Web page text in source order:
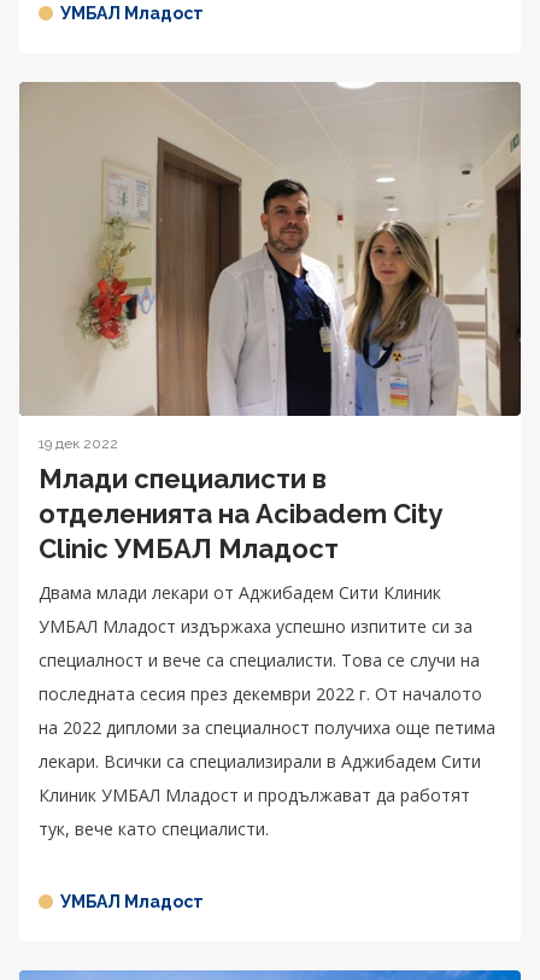
УМБАЛ Младост
19 дек 2022
Млади специалисти в
отделенията на Acibadem City
Clinic УМБАЛ Младост
Двама млади лекари от Аджибадем Сити Клиник
УМБАЛ Младост издържаха успешно изпитите си за
специалност и вече са специалисти. Това се случи на
последната сесия през декември 2022 г. От началото
на 2022 дипломи за специалност получиха още петима
лекари. Всички са специализирали в Аджибадем Сити
Клиник УМБАЛ Младост и продължават да работят
тук, вече като специалисти.
УМБАЛ Младост